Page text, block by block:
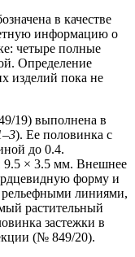
в качестве
информацию о
четыре полные
Определение
изделий пока не
19) выполнена в
). Ее половинка с
до 0.4.
9.5 × 3.5 мм. Внешнее
форму и
линиями,
растительный
застежки в
(№ 849/20).